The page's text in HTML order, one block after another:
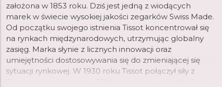
założona w 1853 roku. Dziś jest jedną z wiodących
marek w świecie wysokiej jakości zegarków Swiss Made.
Od początku swojego istnienia Tissot koncentrował się
na rynkach międzynarodowych, utrzymując globalny
zasięg. Marka słynie z licznych innowacji oraz
umiejętności dostosowywania się do zmieniającej się
sytuacji rynkowej. W 1930 roku Tissot połączył siły z